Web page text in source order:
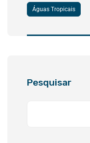
Águas Tropicais
Pesquisar